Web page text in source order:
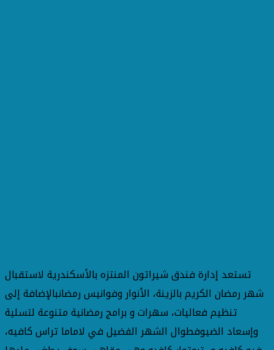
تستعد إدارة فندق شيراتون المنتزه بالأسكندرية لاستقبال
شهر رمضان الكريم بالزينة، الأنوار وفوانيس رمضانبالإضافة إلى
تنظيم فعاليات، سهرات و برامج رمضانية متنوعة لتسلية
وإسعاد الضيوفطوال الشهر الفضيل في لاماما تراس كافيه،